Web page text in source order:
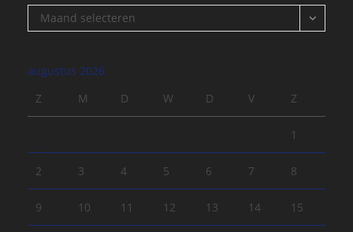
Archief
Maand selecteren
augustus 2026
Z
M D W D V Z
1
2 3 4 5 6 7 8
9 10 11 12 13 14 15